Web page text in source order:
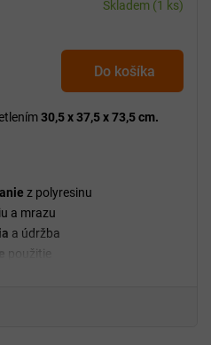
Skladem (1 ks)
Do košíka
30,5 x 37,5 x 73,5 cm.
z polyresinu
a mrazu
a údržba
použitie